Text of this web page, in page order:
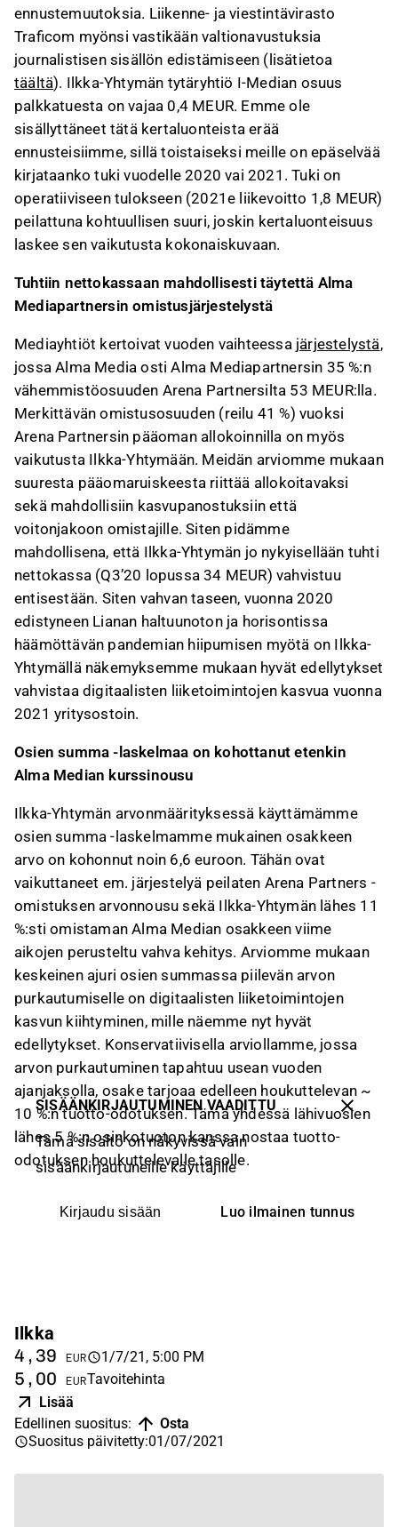
ennustemuutoksia. Liikenne- ja viestintävirasto
Traficom myönsi vastikään valtionavustuksia
journalistisen sisällön edistämiseen (lisätietoa
täältä). Ilkka-Yhtymän tytäryhtiö I-Median osuus
palkkatuesta on vajaa 0,4 MEUR. Emme ole
sisällyttäneet tätä kertaluonteista erää
ennusteisiimme, sillä toistaiseksi meille on epäselvää
kirjataanko tuki vuodelle 2020 vai 2021. Tuki on
operatiiviseen tulokseen (2021e liikevoitto 1,8 MEUR)
peilattuna kohtuullisen suuri, joskin kertaluonteisuus
laskee sen vaikutusta kokonaiskuvaan.
Tuhtiin nettokassaan mahdollisesti täytettä Alma
Mediapartnersin omistusjärjestelystä
Mediayhtiöt kertoivat vuoden vaihteessa järjestelystä,
jossa Alma Media osti Alma Mediapartnersin 35 %:n
vähemmistöosuuden Arena Partnersilta 53 MEUR:lla.
Merkittävän omistusosuuden (reilu 41 %) vuoksi
Arena Partnersin pääoman allokoinnilla on myös
vaikutusta Ilkka-Yhtymään. Meidän arviomme mukaan
suuresta pääomaruiskeesta riittää allokoitavaksi
sekä mahdollisiin kasvupanostuksiin että
voitonjakoon omistajille. Siten pidämme
mahdollisena, että Ilkka-Yhtymän jo nykyisellään tuhti
nettokassa (Q3’20 lopussa 34 MEUR) vahvistuu
entisestään. Siten vahvan taseen, vuonna 2020
edistyneen Lianan haltuunoton ja horisontissa
häämöttävän pandemian hiipumisen myötä on Ilkka-
Yhtymällä näkemyksemme mukaan hyvät edellytykset
vahvistaa digitaalisten liiketoimintojen kasvua vuonna
2021 yritysostoin.
Osien summa -laskelmaa on kohottanut etenkin
Alma Median kurssinousu
Ilkka-Yhtymän arvonmäärityksessä käyttämämme
osien summa -laskelmamme mukainen osakkeen
arvo on kohonnut noin 6,6 euroon. Tähän ovat
vaikuttaneet em. järjestelyä peilaten Arena Partners -
omistuksen arvonnousu sekä Ilkka-Yhtymän lähes 11
%:sti omistaman Alma Median osakkeen viime
aikojen perusteltu vahva kehitys. Arviomme mukaan
keskeinen ajuri osien summassa piilevän arvon
purkautumiselle on digitaalisten liiketoimintojen
kasvun kiihtyminen, mille näemme nyt hyvät
edellytykset. Konservatiivisella arviollamme, jossa
arvon purkautuminen tapahtuu usean vuoden
ajanjaksolla, osake tarjoaa edelleen houkuttelevan ~
10 %:n tuotto-odotuksen. Tämä yhdessä lähivuosien
lähes 5 %:n osinkotuoton kanssa nostaa tuotto-
odotuksen houkuttelevalle tasolle.
SISÄÄNKIRJAUTUMINEN VAADITTU
Tämä sisältö on näkyvissä vain
sisäänkirjautuneille käyttäjille
Kirjaudu sisään Luo ilmainen tunnus
Ilkka
4,39 EUR 1/7/21, 5:00 PM
5,00 EURTavoitehinta
Lisää
Edellinen suositus:
Osta
Suositus päivitetty:01/07/2021